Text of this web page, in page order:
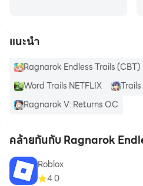
แนะนำ
Ragnarok Endless Trails (CBT)
Word Trails NETFLIX
Ragnarok V: Returns OC
คล้ายกันกับ Ragnarok
Roblox
4.0